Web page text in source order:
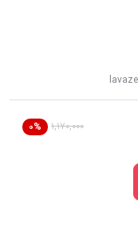
۱,۱۷۰,۰۰۰ ۰%